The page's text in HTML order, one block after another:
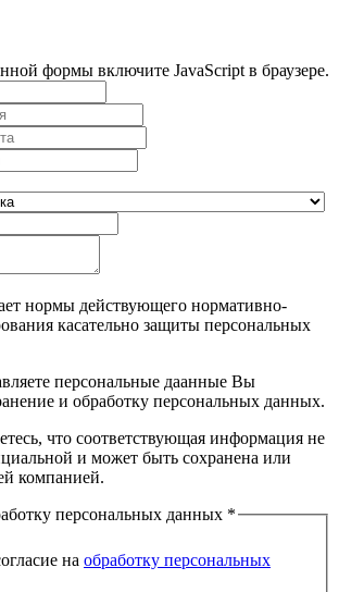
формы включите JavaScript в браузере.
нормы действующего нормативно-
касательно защиты персональных
персональные даанные Вы
и обработку персональных данных.
что соответствующая информация не
и может быть сохранена или
компанией.
персональных данных *
на обработку персональных